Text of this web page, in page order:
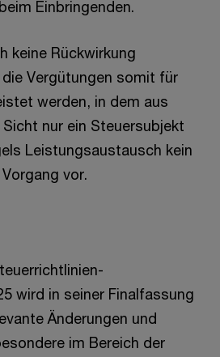
Einbringenden.
keine Rückwirkung
Vergütungen somit für
werden, in dem aus
nur ein Steuersubjekt
Leistungsaustausch kein
vor.
wird in seiner Finalfassung
Änderungen und
im Bereich der